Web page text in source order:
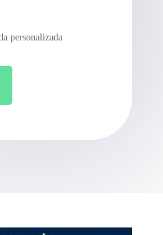
personalizada